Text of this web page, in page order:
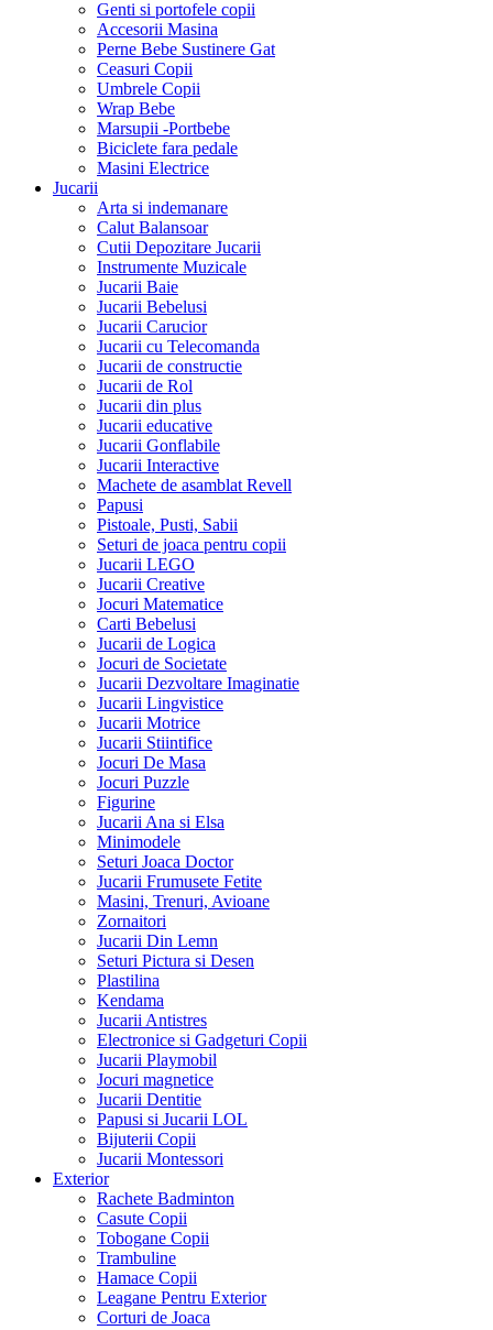
Genti si portofele copii
Accesorii Masina
Perne Bebe Sustinere Gat
Ceasuri Copii
Umbrele Copii
Wrap Bebe
Marsupii -Portbebe
Biciclete fara pedale
Masini Electrice
Jucarii
Arta si indemanare
Calut Balansoar
Cutii Depozitare Jucarii
Instrumente Muzicale
Jucarii Baie
Jucarii Bebelusi
Jucarii Carucior
Jucarii cu Telecomanda
Jucarii de constructie
Jucarii de Rol
Jucarii din plus
Jucarii educative
Jucarii Gonflabile
Jucarii Interactive
Machete de asamblat Revell
Papusi
Pistoale, Pusti, Sabii
Seturi de joaca pentru copii
Jucarii LEGO
Jucarii Creative
Jocuri Matematice
Carti Bebelusi
Jucarii de Logica
Jocuri de Societate
Jucarii Dezvoltare Imaginatie
Jucarii Lingvistice
Jucarii Motrice
Jucarii Stiintifice
Jocuri De Masa
Jocuri Puzzle
Figurine
Jucarii Ana si Elsa
Minimodele
Seturi Joaca Doctor
Jucarii Frumusete Fetite
Masini, Trenuri, Avioane
Zornaitori
Jucarii Din Lemn
Seturi Pictura si Desen
Plastilina
Kendama
Jucarii Antistres
Electronice si Gadgeturi Copii
Jucarii Playmobil
Jocuri magnetice
Jucarii Dentitie
Papusi si Jucarii LOL
Bijuterii Copii
Jucarii Montessori
Exterior
Rachete Badminton
Casute Copii
Tobogane Copii
Trambuline
Hamace Copii
Leagane Pentru Exterior
Corturi de Joaca